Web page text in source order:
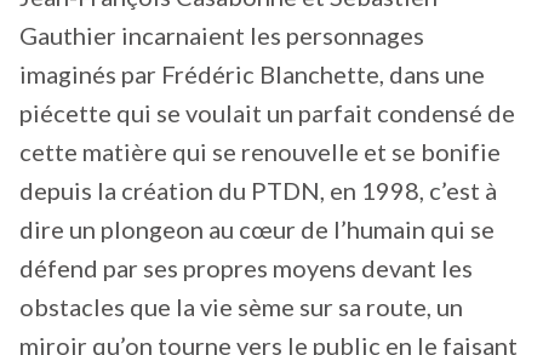
Gauthier incarnaient les personnages
imaginés par Frédéric Blanchette, dans une
piécette qui se voulait un parfait condensé de
cette matière qui se renouvelle et se bonifie
depuis la création du PTDN, en 1998, c’est à
dire un plongeon au cœur de l’humain qui se
défend par ses propres moyens devant les
obstacles que la vie sème sur sa route, un
miroir qu’on tourne vers le public en le faisant